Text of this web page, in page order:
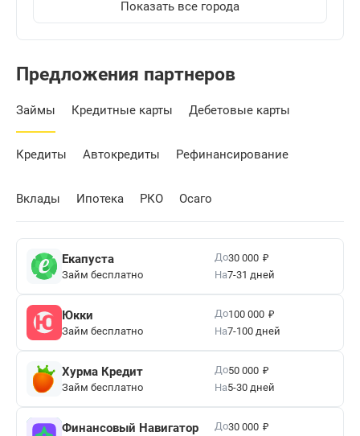
Показать все города
Предложения партнеров
Займы Кредитные карты Дебетовые карты
Кредиты Автокредиты Рефинансирование
Вклады Ипотека РКО Осаго
Екапуста
Займ бесплатно
До30 000 ₽
На7-31 дней
Юкки
Займ бесплатно
До100 000 ₽
На7-100 дней
Хурма Кредит
Займ бесплатно
До50 000 ₽
На5-30 дней
Финансовый Навигатор До30 000 ₽